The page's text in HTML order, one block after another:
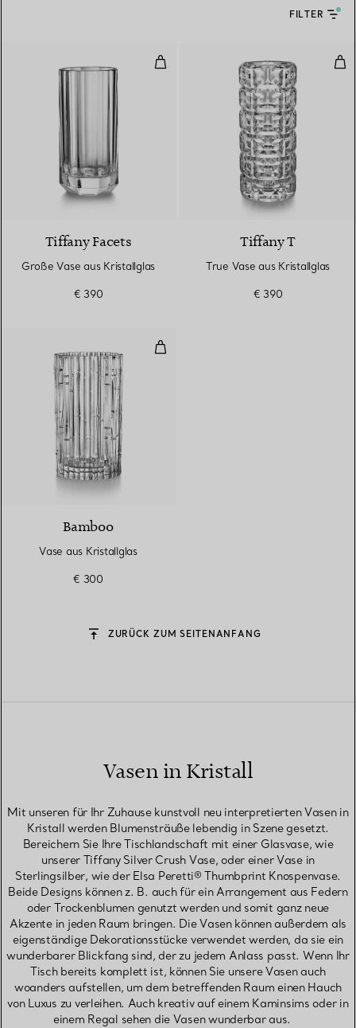
FILTER
Große Vase aus Kristallglas
Tiffany Facets
Große Vase aus Kristallglas
€ 390
Tiffany T
True Vase aus Kristallglas
€ 390
Vase aus Kristallglas
Bamboo
Vase aus Kristallglas
€ 300
ZURÜCK ZUM SEITENANFANG
Vasen in Kristall
Mit unseren für Ihr Zuhause kunstvoll neu interpretierten Vasen in
Kristall werden Blumensträuße lebendig in Szene gesetzt.
Bereichern Sie Ihre Tischlandschaft mit einer Glasvase, wie
unserer Tiffany Silver Crush Vase, oder einer Vase in
Sterlingsilber, wie der Elsa Peretti® Thumbprint Knospenvase.
Beide Designs können z. B. auch für ein Arrangement aus Federn
oder Trockenblumen genutzt werden und somit ganz neue
Akzente in jeden Raum bringen. Die Vasen können außerdem als
eigenständige Dekorationsstücke verwendet werden, da sie ein
wunderbarer Blickfang sind, der zu jedem Anlass passt. Wenn Ihr
Tisch bereits komplett ist, können Sie unsere Vasen auch
woanders aufstellen, um dem betreffenden Raum einen Hauch
von Luxus zu verleihen. Auch kreativ auf einem Kaminsims oder in
einem Regal sehen die Vasen wunderbar aus.